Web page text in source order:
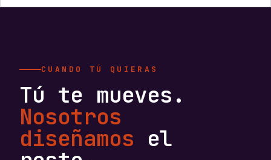
CUANDO TÚ QUIERAS
Tú te mueves.
Nosotros
diseñamos el